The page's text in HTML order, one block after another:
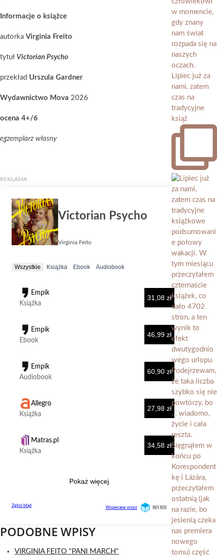
Informacje o książce
autorka Virginia Freito
tytuł Victorian Psycho
przekład Urszula Gardner
Wydawnictwo Mova 2026
ocena 4+/6
egzemplarz własny
PODOBNE WPISY
VIRGINIA FEITO "PANI MARCH"
Lipiec już za
nami, zatem
czas na
tradycyjne
książ